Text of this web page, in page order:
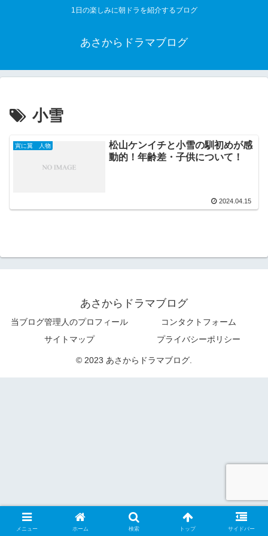
1日の楽しみに朝ドラを紹介するブログ
あさからドラマブログ
小雪
寅に翼 人物
松山ケンイチと小雪の馴初めが感
動的！年齢差・子供について！
2024.04.15
あさからドラマブログ
当ブログ管理人のプロフィール
コンタクトフォーム
サイトマップ
プライバシーポリシー
© 2023 あさからドラマブログ.
メニュー ホーム 検索 トップ サイドバー